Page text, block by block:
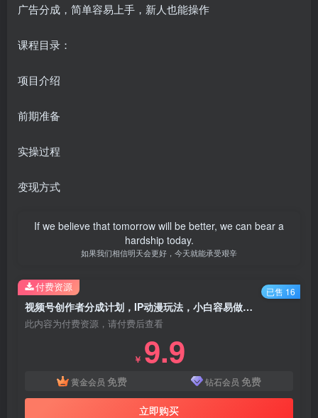
广告分成，简单容易上手，新人也能操作
课程目录：
项目介绍
前期准备
实操过程
变现方式
If we believe that tomorrow will be better, we can bear a
hardship today.
如果我们相信明天会更好，今天就能承受艰辛
视频号创作者分成计划，IP动漫玩法，小白容易做，月入3000+【揭秘】
此内容为付费资源，请付费后查看
￥ 9.9
黄金会员 免费 钻石会员 免费
立即购买
付费资源 已售 16